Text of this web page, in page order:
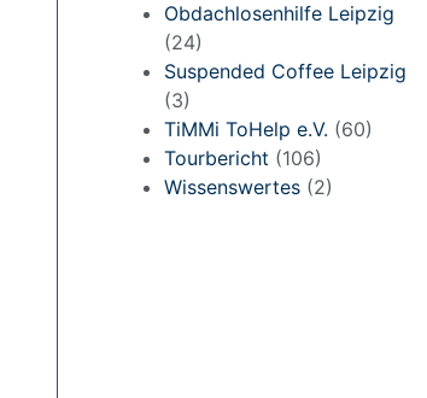
Obdachlosenhilfe Leipzig
(24)
Suspended Coffee Leipzig
(3)
TiMMi ToHelp e.V. (60)
Tourbericht (106)
Wissenswertes (2)